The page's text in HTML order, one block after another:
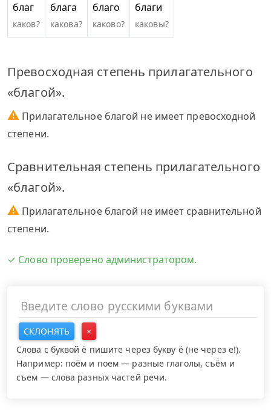
благ
каков?
блага
какова?
благо
каково?
благи
каковы?
Превосходная степень прилагательного
«благой».
⚠ Прилагательное благой не имеет превосходной
степени.
Сравнительная степень прилагательного
«благой».
⚠ Прилагательное благой не имеет сравнительной
степени.
✓ Слово проверено администратором.
СКЛОНЯТЬ
×
Слова с буквой ё пишите через букву ё (не через е!).
Например: поём и поем — разные глаголы, съём и
съем — слова разных частей речи.